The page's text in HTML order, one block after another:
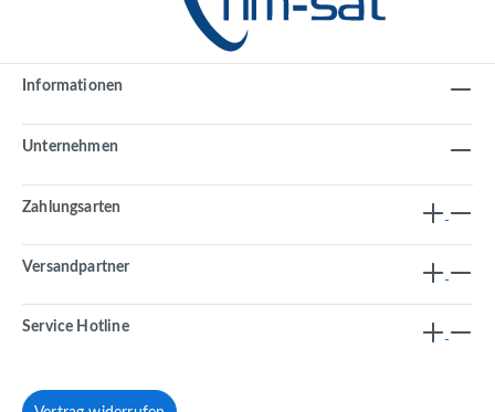
Informationen
Unternehmen
Zahlungsarten
Versandpartner
Service Hotline